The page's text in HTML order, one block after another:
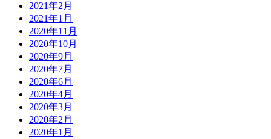
2021年2月
2021年1月
2020年11月
2020年10月
2020年9月
2020年7月
2020年6月
2020年4月
2020年3月
2020年2月
2020年1月